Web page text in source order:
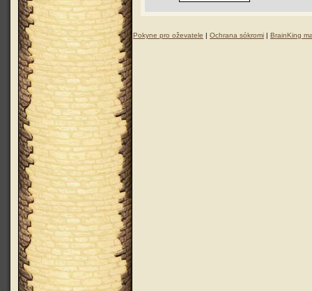
Pokyne pro oževatele | Ochrana sókromi | BrainKing